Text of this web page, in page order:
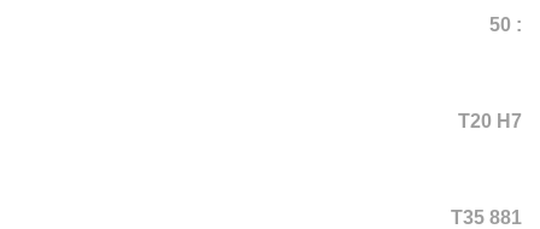
: 50
T20 H7
T35 881